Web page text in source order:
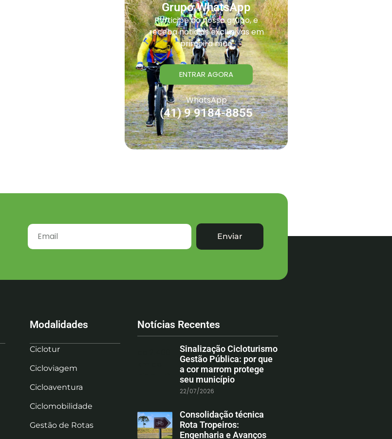
Grupo WhatsApp
Participe do nosso grupo, e
receba noticias exclusivas em
primeira mão
ENTRAR AGORA
WhatsApp
(41) 9 9184-8855
Enviar
Modalidades
Ciclotur
Cicloviagem
Cicloaventura
Ciclomobilidade
Gestão de Rotas
Notícias Recentes
Sinalização Cicloturismo
Gestão Pública: por que
a cor marrom protege
seu município
22/07/2026
Consolidação técnica
Rota Tropeiros:
Engenharia e Avanços